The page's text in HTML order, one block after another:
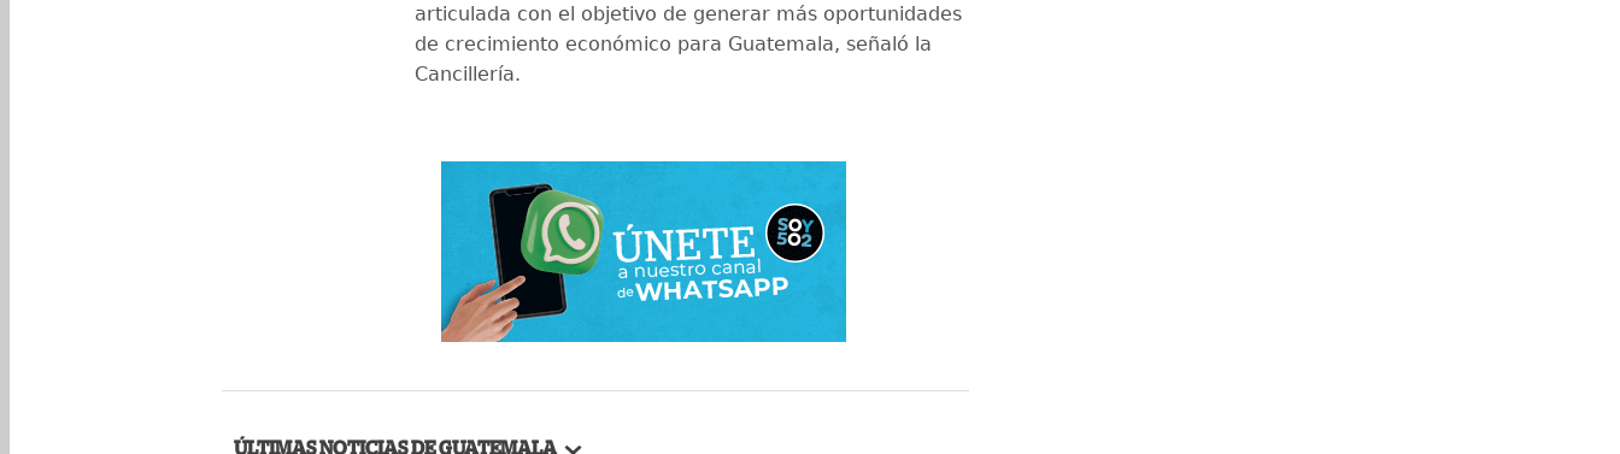
articulada con el objetivo de generar más oportunidades
de crecimiento económico para Guatemala, señaló la
Cancillería.
ÚLTIMAS NOTICIAS DE GUATEMALA